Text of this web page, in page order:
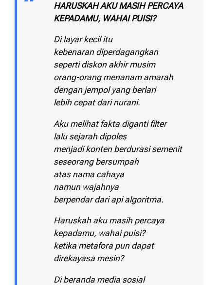
HARUSKAH AKU MASIH PERCAYA
KEPADAMU, WAHAI PUISI?
Di layar kecil itu
kebenaran diperdagangkan
seperti diskon akhir musim
orang-orang menanam amarah
dengan jempol yang berlari
lebih cepat dari nurani.
Aku melihat fakta diganti filter
lalu sejarah dipoles
menjadi konten berdurasi semenit
seseorang bersumpah
atas nama cahaya
namun wajahnya
berpendar dari api algoritma.
Haruskah aku masih percaya
kepadamu, wahai puisi?
ketika metafora pun dapat
direkayasa mesin?
Di beranda media sosial